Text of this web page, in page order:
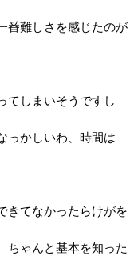
番難しさを感じたのが
てしまいそうですし
っかしいわ、時間は
きてなかったらけがを
ちゃんと基本を知った